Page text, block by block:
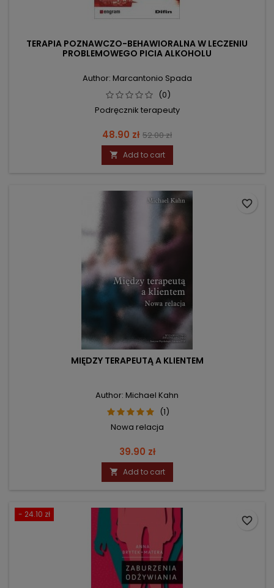
TERAPIA POZNAWCZO-BEHAWIORALNA W LECZENIU
PROBLEMOWEGO PICIA ALKOHOLU
Author: Marcantonio Spada
(0)
Podręcznik terapeuty
Price
48.90 zł Regular
price
52.00 zł
 Add to cart
MIĘDZY TERAPEUTĄ A KLIENTEM
Author: Michael Kahn
(1)
Nowa relacja
Price
39.90 zł
 Add to cart
favorite_border
- 24.10 zł
favorite_border